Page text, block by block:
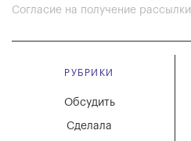
Согласие на получение рассылки
РУБРИКИ
Обсудить
Сделала